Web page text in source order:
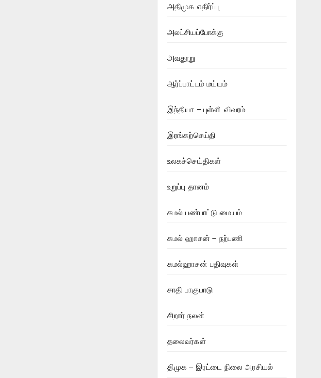
அதிமுக எதிர்ப்பு
அலட்சியப்போக்கு
அவதூறு
ஆர்ப்பாட்டம் மய்யம்
இந்தியா – புள்ளி விவரம்
இரங்கற்செய்தி
உலகச்செய்திகள்
உறுப்பு தானம்
கமல் பண்பாட்டு மையம்
கமல் ஹாசன் – நற்பணி
கமல்ஹாசன் பதிவுகள்
சாதி பாகுபாடு
சிறார் நலன்
தலைவர்கள்
திமுக – இரட்டை நிலை அரசியல்